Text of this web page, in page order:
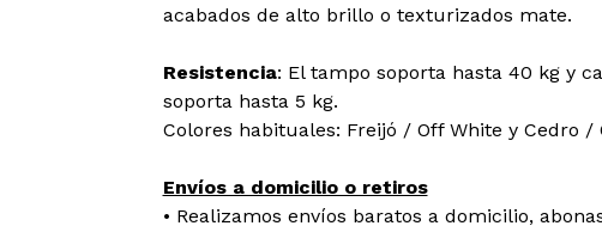
acabados de alto brillo o texturizados mate.
Resistencia: El tampo soporta hasta 40 kg y
soporta hasta 5 kg.
Colores habituales: Freijó / Off White y Cedro /
Envíos a domicilio o retiros
• Realizamos envíos baratos a domicilio,